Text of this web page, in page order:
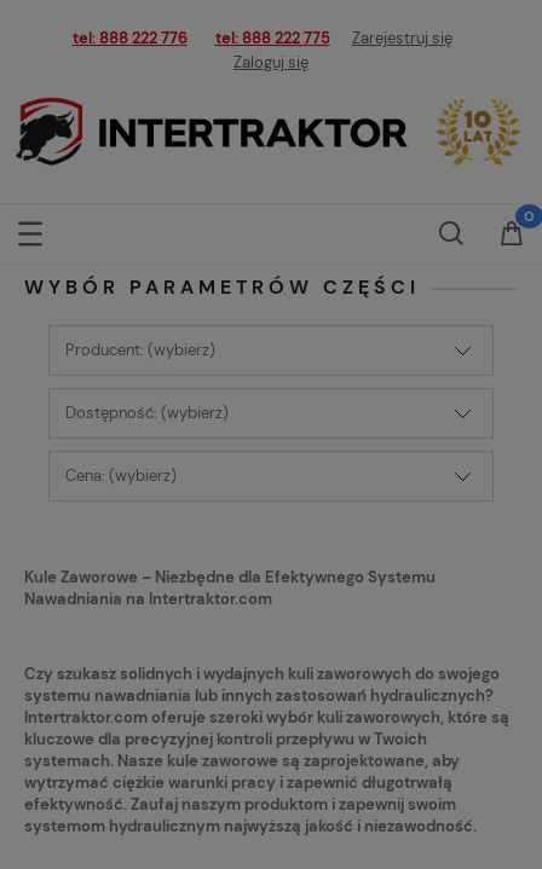
tel: 888 222 776 tel: 888 222 775
Zarejestruj się
Zaloguj się
WYBÓR PARAMETRÓW CZĘŚCI
Producent: (wybierz)
Dostępność: (wybierz)
Cena: (wybierz)
Kule Zaworowe – Niezbędne dla Efektywnego Systemu
Nawadniania na Intertraktor.com
Czy szukasz solidnych i wydajnych kuli zaworowych do swojego
systemu nawadniania lub innych zastosowań hydraulicznych?
Intertraktor.com oferuje szeroki wybór kuli zaworowych, które są
kluczowe dla precyzyjnej kontroli przepływu w Twoich
systemach. Nasze kule zaworowe są zaprojektowane, aby
wytrzymać ciężkie warunki pracy i zapewnić długotrwałą
efektywność. Zaufaj naszym produktom i zapewnij swoim
systemom hydraulicznym najwyższą jakość i niezawodność.